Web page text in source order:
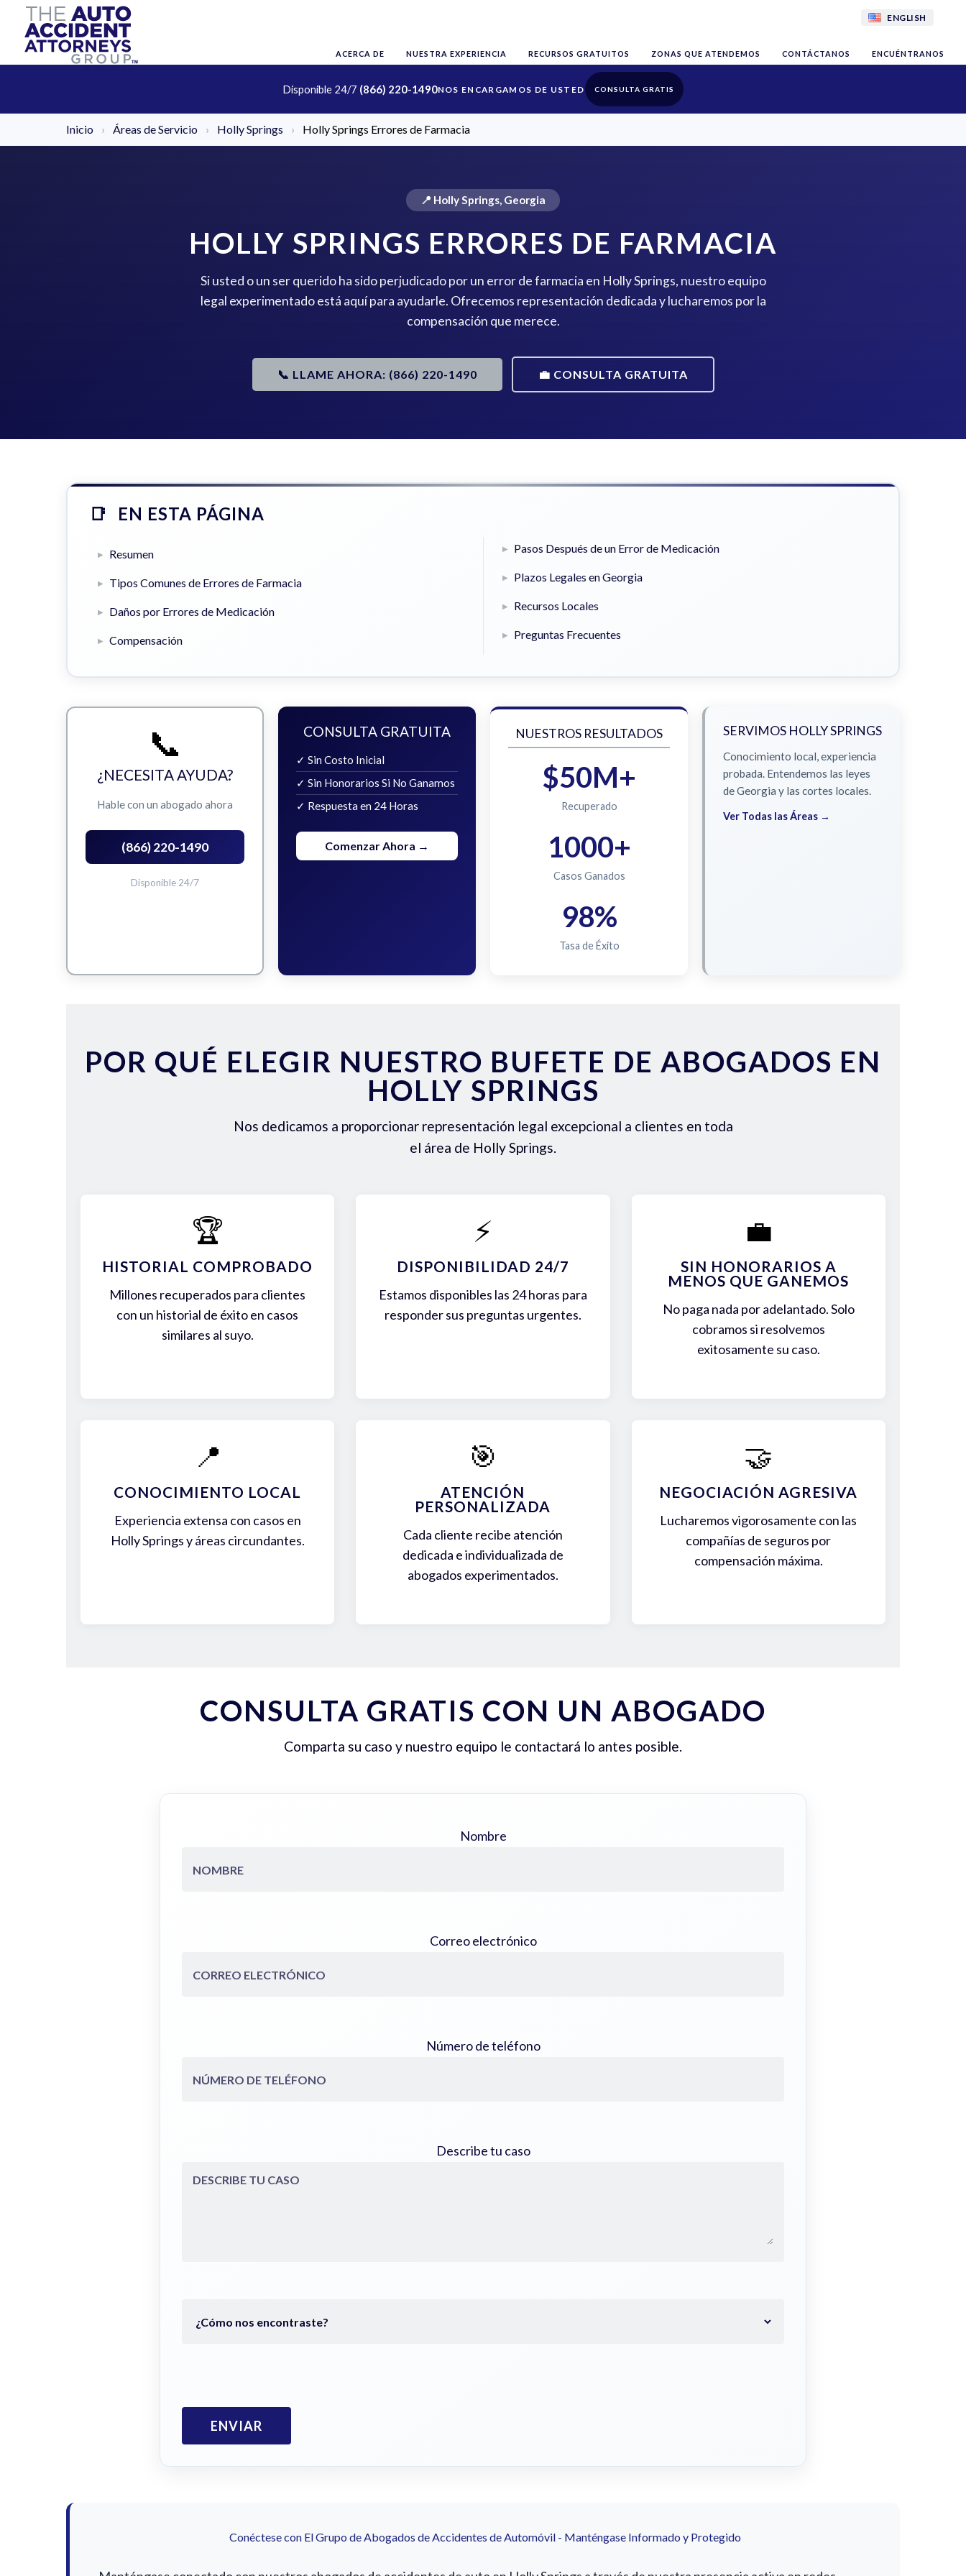
ENGLISH
ACERCA DE NUESTRA EXPERIENCIA RECURSOS GRATUITOS ZONAS QUE ATENDEMOS CONTÁCTANOS ENCUÉNTRANOS
Disponible 24/7 (866) 220-1490 CONSULTA GRATIS
Inicio › Áreas de Servicio › Holly Springs › Holly Springs Errores de Farmacia
📍 Holly Springs, Georgia
HOLLY SPRINGS ERRORES DE FARMACIA
Si usted o un ser querido ha sido perjudicado por un error de farmacia en Holly Springs, nuestro equipo
legal experimentado está aquí para ayudarle. Ofrecemos representación dedicada y lucharemos por la
compensación que merece.
📞 LLAME AHORA: (866) 220-1490 💼 CONSULTA GRATUITA
EN ESTA PÁGINA
Resumen
Tipos Comunes de Errores de Farmacia
Daños por Errores de Medicación
Compensación
Pasos Después de un Error de Medicación
Plazos Legales en Georgia
Recursos Locales
Preguntas Frecuentes
📞
¿NECESITA AYUDA?
Hable con un abogado ahora
(866) 220-1490
Disponible 24/7
CONSULTA GRATUITA
✓ Sin Costo Inicial
✓ Sin Honorarios Si No Ganamos
✓ Respuesta en 24 Horas
Comenzar Ahora →
NUESTROS RESULTADOS
$50M+
Recuperado
1000+
Casos Ganados
98%
Tasa de Éxito
SERVIMOS HOLLY SPRINGS
Conocimiento local, experiencia
probada. Entendemos las leyes
de Georgia y las cortes locales.
Ver Todas las Áreas →
POR QUÉ ELEGIR NUESTRO BUFETE DE ABOGADOS EN
HOLLY SPRINGS
Nos dedicamos a proporcionar representación legal excepcional a clientes en toda
el área de Holly Springs.
🏆
HISTORIAL COMPROBADO
Millones recuperados para clientes
con un historial de éxito en casos
similares al suyo.
⚡
DISPONIBILIDAD 24/7
Estamos disponibles las 24 horas para
responder sus preguntas urgentes.
💼
SIN HONORARIOS A
MENOS QUE GANEMOS
No paga nada por adelantado. Solo
cobramos si resolvemos
exitosamente su caso.
📍
CONOCIMIENTO LOCAL
Experiencia extensa con casos en
Holly Springs y áreas circundantes.
🎯
ATENCIÓN
PERSONALIZADA
Cada cliente recibe atención
dedicada e individualizada de
abogados experimentados.
🤝
NEGOCIACIÓN AGRESIVA
Lucharemos vigorosamente con las
compañías de seguros por
compensación máxima.
CONSULTA GRATIS CON UN ABOGADO
Comparta su caso y nuestro equipo le contactará lo antes posible.
Nombre
Correo electrónico
Número de teléfono
Describe tu caso
Conéctese con El Grupo de Abogados de Accidentes de Automóvil - Manténgase Informado y Protegido